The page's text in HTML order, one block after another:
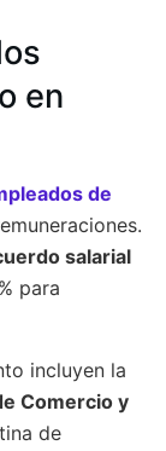
en
de
salarial
para
incluyen la
Comercio y
de